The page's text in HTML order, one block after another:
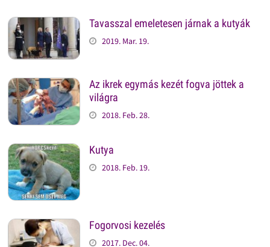
Tavasszal emeletesen járnak a kutyák
2019. Mar. 19.
Az ikrek egymás kezét fogva jöttek a
világra
2018. Feb. 28.
Kutya
2018. Feb. 19.
Fogorvosi kezelés
2017. Dec. 04.